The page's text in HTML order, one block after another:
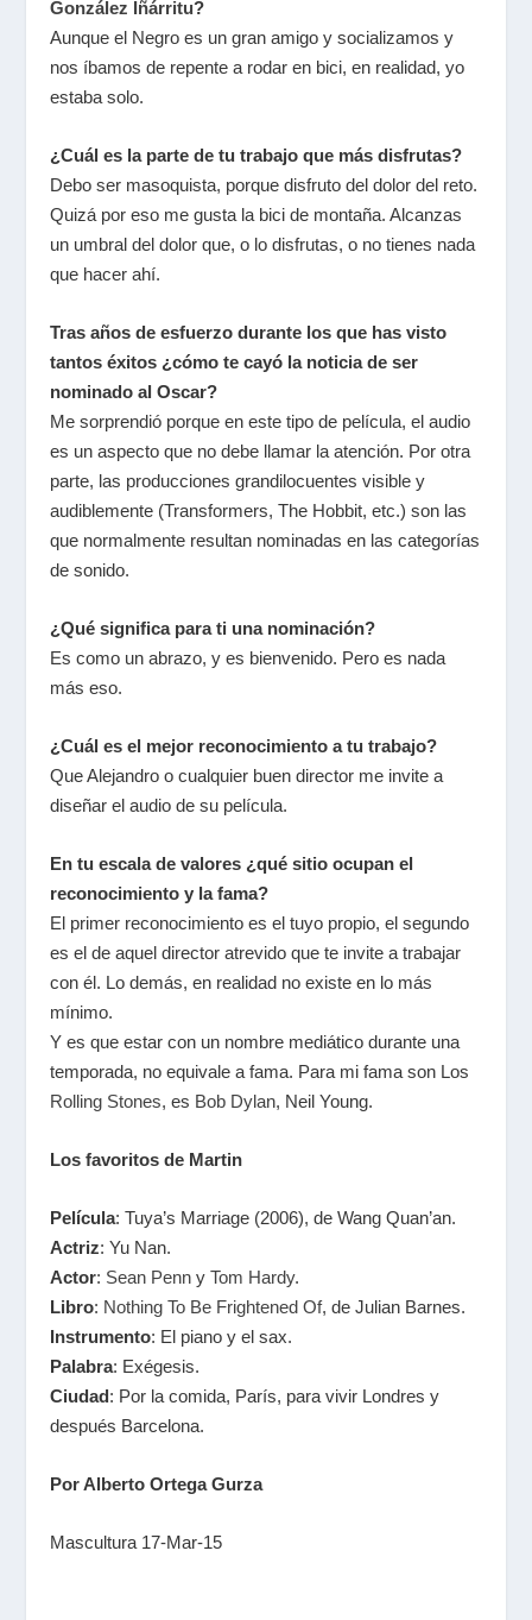
González Iñárritu?
Aunque el Negro es un gran amigo y socializamos y
nos íbamos de repente a rodar en bici, en realidad, yo
estaba solo.
¿Cuál es la parte de tu trabajo que más disfrutas?
Debo ser masoquista, porque disfruto del dolor del reto.
Quizá por eso me gusta la bici de montaña. Alcanzas
un umbral del dolor que, o lo disfrutas, o no tienes nada
que hacer ahí.
Tras años de esfuerzo durante los que has visto
tantos éxitos ¿cómo te cayó la noticia de ser
nominado al Oscar?
Me sorprendió porque en este tipo de película, el audio
es un aspecto que no debe llamar la atención. Por otra
parte, las producciones grandilocuentes visible y
audiblemente (Transformers, The Hobbit, etc.) son las
que normalmente resultan nominadas en las categorías
de sonido.
¿Qué significa para ti una nominación?
Es como un abrazo, y es bienvenido. Pero es nada
más eso.
¿Cuál es el mejor reconocimiento a tu trabajo?
Que Alejandro o cualquier buen director me invite a
diseñar el audio de su película.
En tu escala de valores ¿qué sitio ocupan el
reconocimiento y la fama?
El primer reconocimiento es el tuyo propio, el segundo
es el de aquel director atrevido que te invite a trabajar
con él. Lo demás, en realidad no existe en lo más
mínimo.
Y es que estar con un nombre mediático durante una
temporada, no equivale a fama. Para mi fama son Los
Rolling Stones, es Bob Dylan, Neil Young.
Los favoritos de Martin
Película: Tuya’s Marriage (2006), de Wang Quan’an.
Actriz: Yu Nan.
Actor: Sean Penn yTom Hardy.
Libro: Nothing To Be Frightened Of, de Julian Barnes.
Instrumento: El piano y el sax.
Palabra: Exégesis.
Ciudad: Por la comida, París, para vivir Londres y
después Barcelona.
Por Alberto Ortega Gurza
Mascultura 17-Mar-15